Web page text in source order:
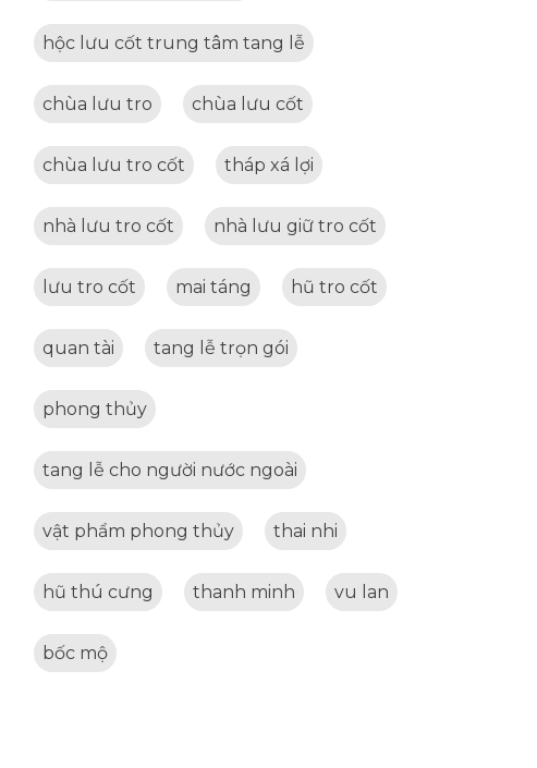
hộc lưu cốt trung tâm tang lễ
chùa lưu tro chùa lưu cốt
chùa lưu tro cốt tháp xá lợi
nhà lưu tro cốt nhà lưu giữ tro cốt
lưu tro cốt mai táng hũ tro cốt
quan tài tang lễ trọn gói
phong thủy
tang lễ cho người nước ngoài
vật phẩm phong thủy thai nhi
hũ thú cưng thanh minh vu lan
bốc mộ